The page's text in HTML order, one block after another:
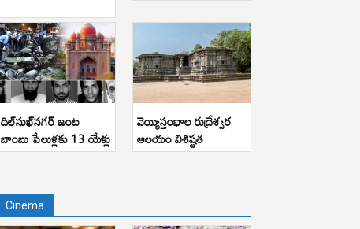
దిల్‌సుఖ్‌నగర్ జంట
బాంబు పేలుళ్లకు 13 యేళ్లు
వెయ్యిస్తంభాల రుద్రేశ్వర
ఆలయం విశిష్టత
Cinema